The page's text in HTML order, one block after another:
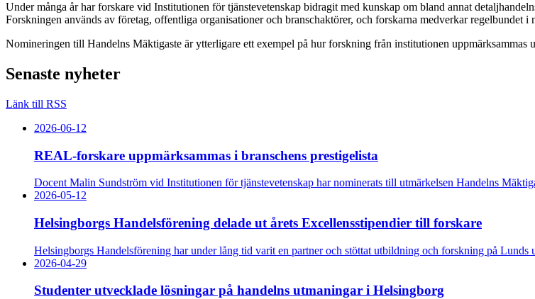
Under många år har forskare vid Institutionen för tjänstevetenskap bidragit med kunskap om bland annat
Forskningen används av företag, offentliga organisationer och branschaktörer, och forskarna medverkar regelbundet i
Nomineringen till Handelns Mäktigaste är ytterligare ett exempel på hur forskning från institutionen
Senaste nyheter
Länk till RSS
2026-06-12
REAL-forskare uppmärksammas i branschens prestigelista
Docent Malin Sundström vid Institutionen för tjänstevetenskap har nominerats till utmärkelsen Handelns
2026-05-12
Helsingborgs Handelsförening delade ut årets Excellensstipendier till forskare
Helsingborgs Handelsförening har under lång tid varit en partner och stöttat utbildning och forskning på Lunds
2026-04-29
Studenter utvecklade lösningar på handelns utmaningar i Helsingborg